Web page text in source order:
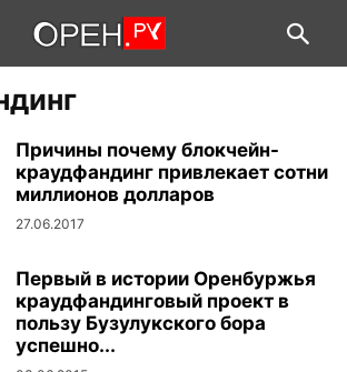
Причины почему блокчейн-
краудфандинг привлекает сотни
миллионов долларов
27.06.2017
Первый в истории Оренбуржья
краудфандинговый проект в
пользу Бузулукского бора
успешно...